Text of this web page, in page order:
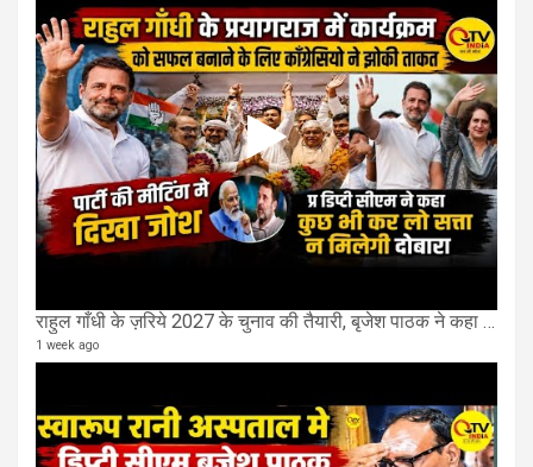
राहुल गाँधी के ज़रिये 2027 के चुनाव की तैयारी, बृजेश पाठक ने कहा चुक चुकी हैं कांग्रेस
1 week ago